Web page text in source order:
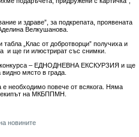
и здраве”, за подкрепата, проявената
Велкушанова.
„Клас от добротворци” получиха и
и ще ги илюстрират със снимки.
конкурса – ЕДНОДНЕВНА ЕКСКУРЗИЯ и ще
място в града.
е необходимо повече от всякога. Няма
екипът на МКБППМН.
новините